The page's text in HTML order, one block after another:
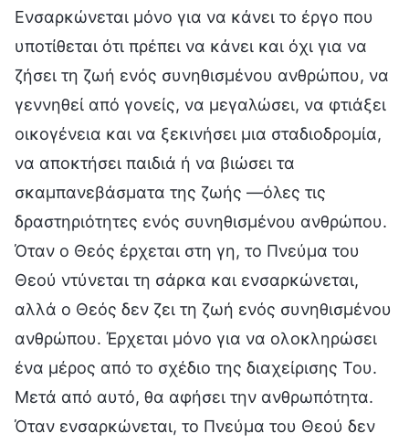
Ενσαρκώνεται μόνο για να κάνει το έργο που
υποτίθεται ότι πρέπει να κάνει και όχι για να
ζήσει τη ζωή ενός συνηθισμένου ανθρώπου, να
γεννηθεί από γονείς, να μεγαλώσει, να φτιάξει
οικογένεια και να ξεκινήσει μια σταδιοδρομία,
να αποκτήσει παιδιά ή να βιώσει τα
σκαμπανεβάσματα της ζωής —όλες τις
δραστηριότητες ενός συνηθισμένου ανθρώπου.
Όταν ο Θεός έρχεται στη γη, το Πνεύμα του
Θεού ντύνεται τη σάρκα και ενσαρκώνεται,
αλλά ο Θεός δεν ζει τη ζωή ενός συνηθισμένου
ανθρώπου. Έρχεται μόνο για να ολοκληρώσει
ένα μέρος από το σχέδιο της διαχείρισης Του.
Μετά από αυτό, θα αφήσει την ανθρωπότητα.
Όταν ενσαρκώνεται, το Πνεύμα του Θεού δεν